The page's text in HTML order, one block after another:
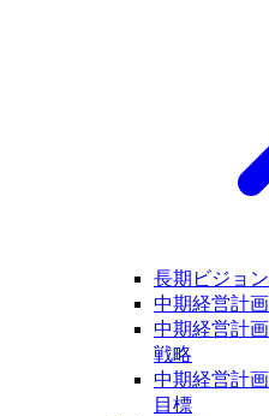
長期ビジョン
中期経営計
中期経営計画
戦略
中期経営計
目標